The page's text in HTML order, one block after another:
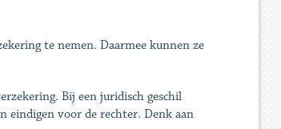
te nemen. Daarmee kunnen ze
Bij een juridisch geschil
eindigen voor de rechter. Denk aan